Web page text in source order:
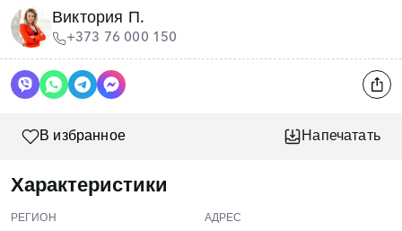
Виктория П.
+373 76 000 150
В избранное Напечатать
Характеристики
РЕГИОН АДРЕС